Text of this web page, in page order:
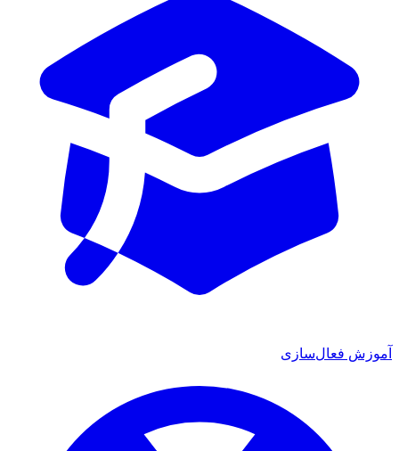
آموزش فعال‌سازی